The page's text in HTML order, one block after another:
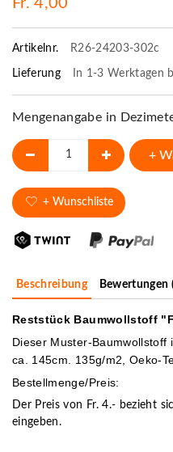
Artikelnr. R26-24203-302c
Lieferung In 1-3 Werktagen
Mengenangabe in
+
+ Wunschliste
Beschreibung Bewertungen
Reststück Baumwollstoff
Dieser Muster-Baumwollstoff
ca. 145cm. 135g/m2, Oeko-
Bestellmenge/Preis:
Der Preis von Fr. 4.- bezieht
eingeben.